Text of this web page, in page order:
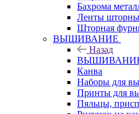
Бахрома
Ленты
Шторная
ВЫШИВАНИЕ
Назад
Канва
Наборы для
Принты для
Пяльцы,